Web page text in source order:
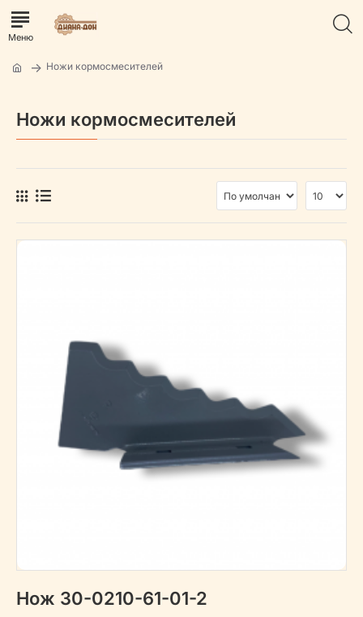
Ножи кормосмесителей
Ножи кормосмесителей
Нож 30-0210-61-01-2